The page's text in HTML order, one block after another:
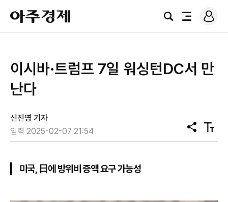
아
주
경
검
전
로
그
이시바·트럼프 7일 워싱턴DC서 만
난다
신진영 기자
입력 2025-02-07 21:54
공
유
텍
스
미국, 日에 방위비 증액 요구 가능성